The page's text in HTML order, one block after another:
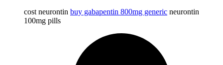
cost neurontin buy gabapentin 800mg generic neurontin
100mg pills